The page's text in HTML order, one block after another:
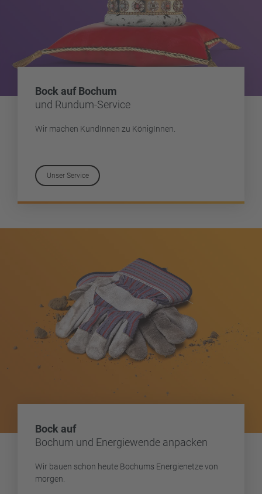
Bock auf Bochum
und Rundum-Service
Wir machen KundInnen zu KönigInnen.
Unser Service
Bock auf
Bochum und Energiewende anpacken
Wir bauen schon heute Bochums Energienetze von
morgen.